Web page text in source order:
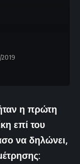
2019
η πρώτη
επί του
να δηλώνει,